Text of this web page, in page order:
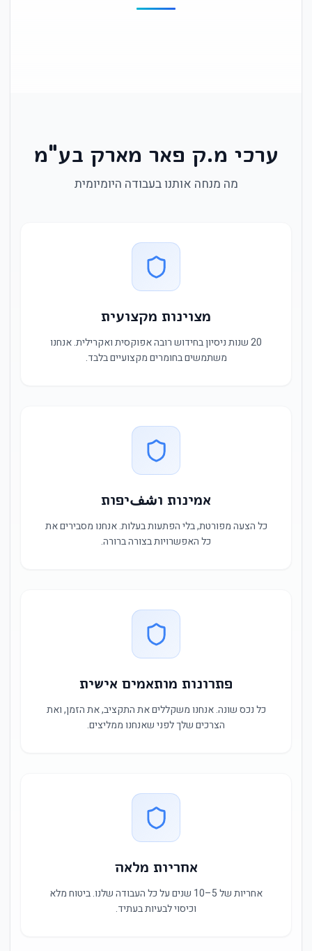
ערכי מ.ק פאר מארק בע"מ
מה מנחה אותנו בעבודה היומיומית
מצוינות מקצועית
20 שנות ניסיון בחידוש רובה אפוקסית ואקרילית. אנחנו
משתמשים בחומרים מקצועיים בלבד.
אמינות וشفיפות
כל הצעה מפורטת, בלי הפתעות בעלות. אנחנו מסבירים את
כל האפשרויות בצורה ברורה.
פתרונות מותאמים אישית
כל נכס שונה. אנחנו משקללים את התקציב, את הזמן, ואת
הצרכים שלך לפני שאנחנו ממליצים.
אחריות מלאה
אחריות של 5–10 שנים על כל העבודה שלנו. ביטוח מלא
וכיסוי לבעיות בעתיד.